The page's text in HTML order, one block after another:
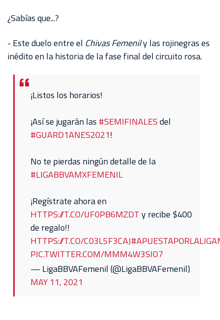
AKRON
¿Sabías que...?
- Este duelo entre el Chivas Femenily las rojinegras es
inédito en la historia de la fase final del circuito rosa.
¡Listos los horarios!
¡Así se jugarán las #SEMIFINALESdel
#GUARD1ANES2021!
No te pierdas ningún detalle de la
#LIGABBVAMXFEMENIL
¡Regístrate ahora en
HTTPS://T.CO/UF0PB6MZDTy recibe $400
de regalo!!
HTTPS://T.CO/C03L5F3CAJ
PIC.TWITTER.COM/MMM4W3SIO7
— LigaBBVAFemenil (@LigaBBVAFemenil)
MAY 11, 2021